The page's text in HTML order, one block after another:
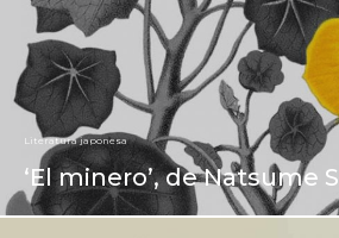
Literatura japonesa
‘El minero’, de Natsume